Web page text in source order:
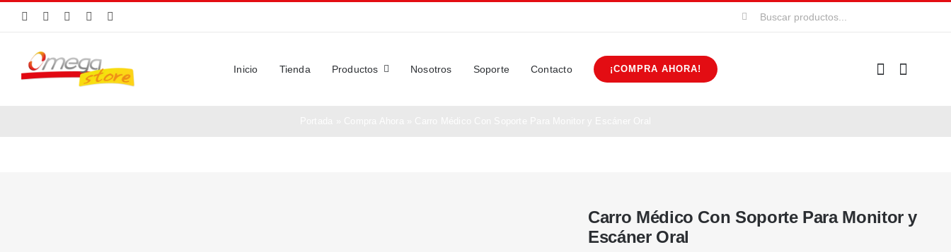
Buscar:
Inicio Tienda Productos Nosotros Soporte Contacto ¡COMPRA AHORA!
Carro Médico Con Soporte Para Monitor y
Escáner Oral